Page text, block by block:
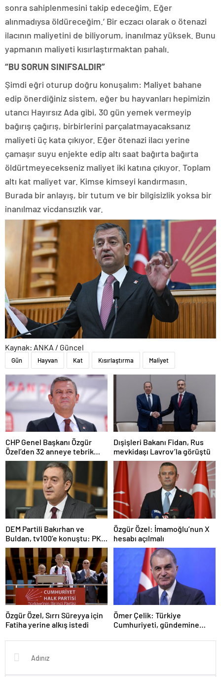
sonra sahiplenmesini takip edeceğim. Eğer
alınmadıysa öldüreceğim.’ Bir eczacı olarak o ötenazi
ilacının maliyetini de biliyorum, inanılmaz yüksek. Bunu
yapmanın maliyeti kısırlaştırmaktan pahalı.
“BU SORUN SINIFSALDIR”
Şimdi eğri oturup doğru konuşalım: Maliyet bahane
edip önerdiğiniz sistem, eğer bu hayvanları hepimizin
utancı Hayırsız Ada gibi, 30 gün yemek vermeyip
bağırış çağırış, birbirlerini parçalatmayacaksanız
maliyeti üç kata çıkıyor. Eğer ötenazi ilacı yerine
çamaşır suyu enjekte edip altı saat bağırta bağırta
öldürtmeyecekseniz maliyet iki katına çıkıyor. Toplam
altı kat maliyet var. Kimse kimseyi kandırmasın.
Burada bir anlayış, bir tutum ve bir bilgisizlik yoksa bir
inanılmaz vicdansızlık var.
Kaynak: ANKA / Güncel
Gün Hayvan Kat Kısırlaştırma Maliyet
CHP Genel Başkanı Özgür
Özel’den 32 anneye tebrik
telefonu
Dışişleri Bakanı Fidan, Rus
mevkidaşı Lavrov’la görüştü
DEM Partili Bakırhan ve
Buldan, tv100’e konuştu: PKK
ne zaman kendini feshedecek
Özgür Özel: İmamoğlu’nun X
hesabı açılmalı
Özgür Özel, Sırrı Süreyya için
Fatiha yerine alkış istedi
Ömer Çelik: Türkiye
Cumhuriyeti, gündemine